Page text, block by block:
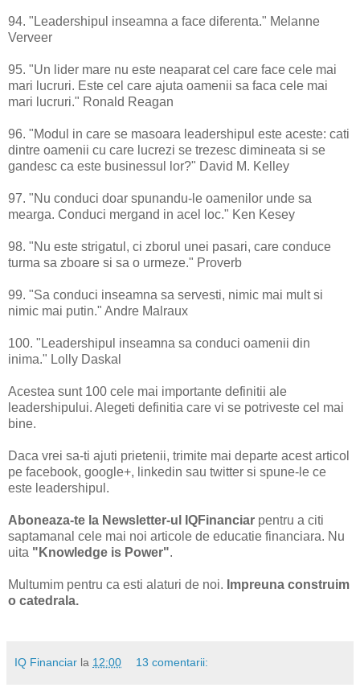
94. "Leadershipul inseamna a face diferenta." Melanne
Verveer
95. "Un lider mare nu este neaparat cel care face cele mai
mari lucruri. Este cel care ajuta oamenii sa faca cele mai
mari lucruri." Ronald Reagan
96. "Modul in care se masoara leadershipul este aceste: cati
dintre oamenii cu care lucrezi se trezesc dimineata si se
gandesc ca este businessul lor?" David M. Kelley
97. "Nu conduci doar spunandu-le oamenilor unde sa
mearga. Conduci mergand in acel loc." Ken Kesey
98. "Nu este strigatul, ci zborul unei pasari, care conduce
turma sa zboare si sa o urmeze." Proverb
99. "Sa conduci inseamna sa servesti, nimic mai mult si
nimic mai putin." Andre Malraux
100. "Leadershipul inseamna sa conduci oamenii din
inima." Lolly Daskal
Acestea sunt 100 cele mai importante definitii ale
leadershipului. Alegeti definitia care vi se potriveste cel mai
bine.
Daca vrei sa-ti ajuti prietenii, trimite mai departe acest articol
pe facebook, google+, linkedin sau twitter si spune-le ce
este leadershipul.
Aboneaza-te la Newsletter-ul IQFinanciar pentru a citi
saptamanal cele mai noi articole de educatie financiara. Nu
uita "Knowledge is Power".
Multumim pentru ca esti alaturi de noi. Impreuna construim
o catedrala.
IQ Financiar la 12:00 13 comentarii: